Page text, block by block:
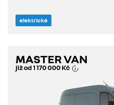
elektrické
MASTER VAN
již od1 170 000 Kč